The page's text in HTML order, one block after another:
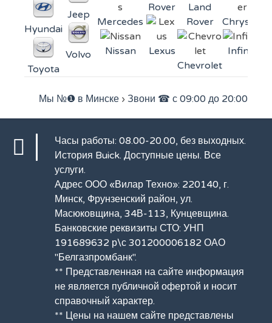
Hyundai
Toyota
Jeep
Volvo
Mercedes
Nissan
Rover
Lexus
Land
Rover
Chevrolet
Chrysler
Infiniti
Мы №❶ в Минске › Звони ☎ с 09:00 до 20:00
Часы работы: 08.00-20.00, без выходных.
История Buick. Доступные цены. Все
услуги.
Адрес ООО «Вилар Техно»: 220140, г.
Минск, Фрунзенский район, ул.
Масюковщина, 34В-113, Кунцевщина.
Банковские реквизиты СТО: УНП
191689632 р\с 301200006182 ОАО
"Белгазпромбанк".
** Представленная на сайте информация
не является публичной офертой и носит
справочный характер.
** Цены на нашем сайте представлены